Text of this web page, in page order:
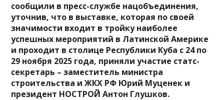
сообщили в пресс-службе нацобъединения,
уточнив, что в выставке, которая по своей
значимости входит в тройку наиболее
успешных мероприятий в Латинской Америке
и проходит в столице Республики Куба с 24 по
29 ноября 2025 года, приняли участие статс-
секретарь – заместитель министра
строительства и ЖКХ РФ Юрий Муценек и
президент НОСТРОЙ Антон Глушков.